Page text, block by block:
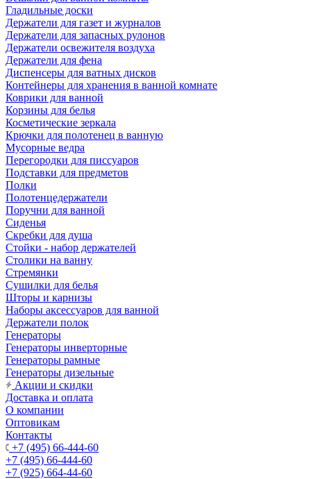
Гладильные доски
Держатели для газет и журналов
Держатели для запасных рулонов
Держатели освежителя воздуха
Держатели для фена
Диспенсеры для ватных дисков
Контейнеры для хранения в ванной комнате
Коврики для ванной
Корзины для белья
Косметические зеркала
Крючки для полотенец в ванную
Мусорные ведра
Перегородки для писсуаров
Подставки для предметов
Полки
Полотенцедержатели
Поручни для ванной
Сиденья
Скребки для душа
Стойки - набор держателей
Столики на ванну
Стремянки
Сушилки для белья
Шторы и карнизы
Наборы аксессуаров для ванной
Держатели полок
Генераторы
Генераторы инверторные
Генераторы рамные
Генераторы дизельные
Акции и скидки
Доставка и оплата
О компании
Оптовикам
Контакты
+7 (495) 66-444-60
+7 (495) 66-444-60
+7 (925) 664-44-60